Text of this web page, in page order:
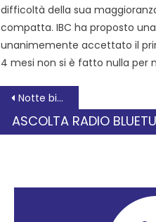
difficoltà della sua
compatta. IBC ha proposto
unanimemente accettato il
4 mesi non si è fatto nulla per
Notte bianca delle biblioteche, itinerari da scoprire e geografie sentimentali ad Occhiobello
ASCOLTA RADIO BLUETU